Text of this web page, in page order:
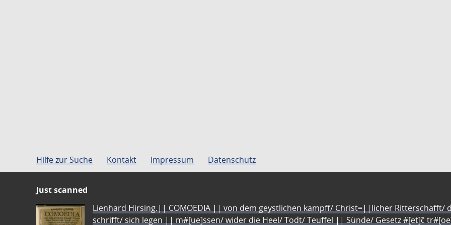
Hilfe zur Suche Kontakt Impressum Datenschutz
Just scanned
Lienhard Hirsing.|| COMOEDIA || von dem geystlichen kampff/ Christ=||licher Ritterschafft/
schrifft/ sich legen || m#[ue]ssen/ wider die Heel/ Todt/ Teuffel || Sünde/ Gesetz #[et]c̃